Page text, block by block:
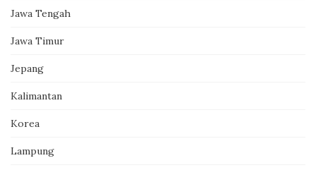
Jawa Tengah
Jawa Timur
Jepang
Kalimantan
Korea
Lampung